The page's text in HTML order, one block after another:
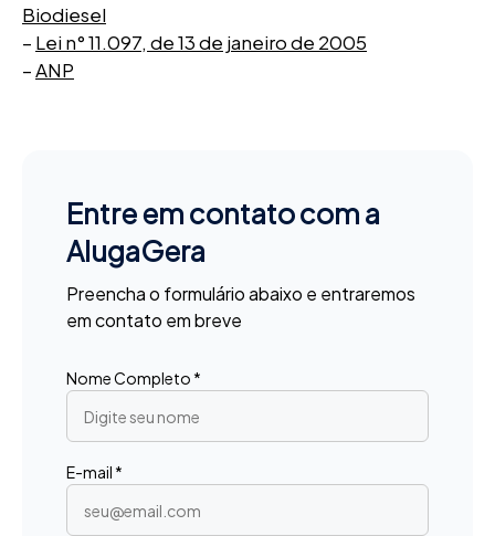
Biodiesel
– Lei n° 11.097, de 13 de janeiro de 2005
–ANP
Entre em contato com a
AlugaGera
Preencha o formulário abaixo e entraremos
em contato em breve
Nome Completo *
E-mail *